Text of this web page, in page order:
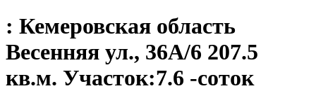
: Кемеровская область
Весенняя ул., 36А/6 207.5
кв.м. Участок:7.6 -соток